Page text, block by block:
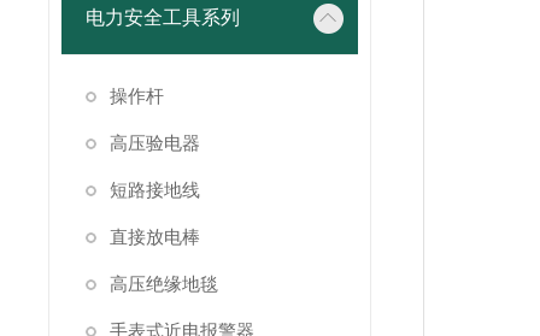
电力安全工具系列
操作杆
高压验电器
短路接地线
直接放电棒
高压绝缘地毯
手表式近电报警器